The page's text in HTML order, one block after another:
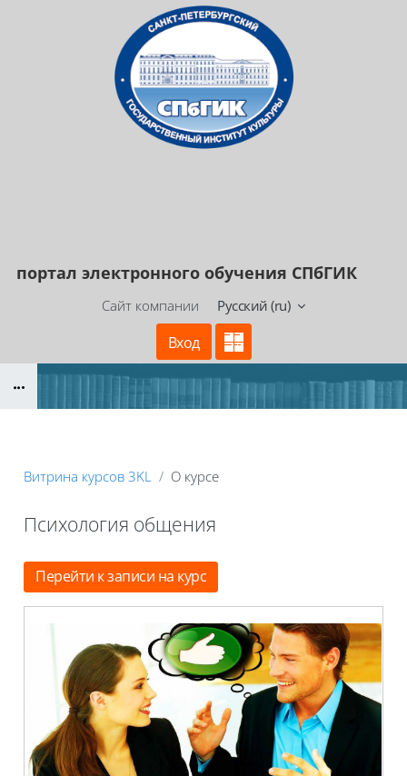
Перейти к основному содержанию
портал электронного обучения СПбГИК
Вход
Сайт компании Русский ‎(ru)‎
Витрина курсов 3KL О курсе
Психология общения
Блоки
Перейти к записи на курс